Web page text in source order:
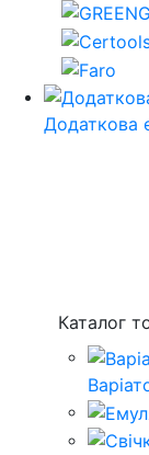
Додаткова
Каталог